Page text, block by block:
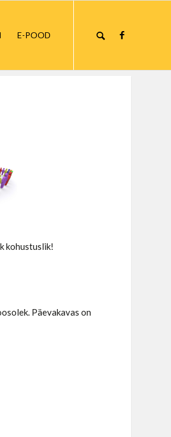
E-POOD
kohustuslik!
Päevakavas on